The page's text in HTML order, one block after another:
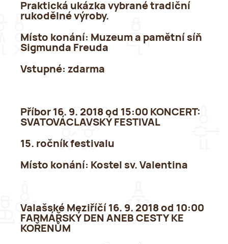
Praktická ukázka vybrané tradiční
rukodělné výroby.
Místo konání: Muzeum a pamětní síň
Sigmunda Freuda
Vstupné: zdarma
Příbor 16. 9. 2018 od 15:00 KONCERT:
SVATOVÁCLAVSKÝ FESTIVAL
15. ročník festivalu
Místo konání: Kostel sv. Valentina
Valašské Meziříčí 16. 9. 2018 od 10:00
FARMÁŘSKÝ DEN ANEB CESTY KE
KOŘENŮM